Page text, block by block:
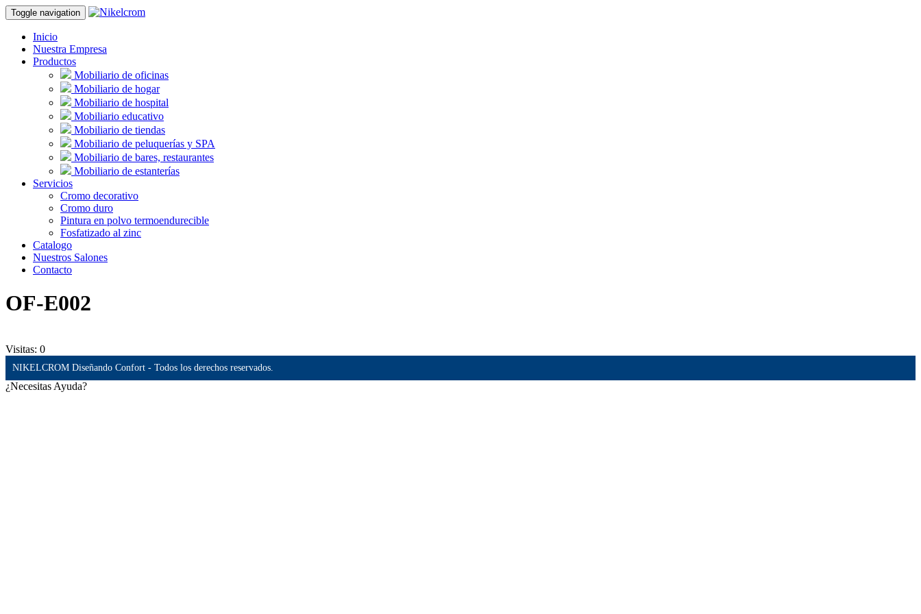
Toggle navigation
Inicio
Nuestra Empresa
Productos
Mobiliario de oficinas
Mobiliario de hogar
Mobiliario de hospital
Mobiliario educativo
Mobiliario de tiendas
Mobiliario de peluquerías y SPA
Mobiliario de bares, restaurantes
Mobiliario de estanterías
Servicios
Cromo decorativo
Cromo duro
Pintura en polvo termoendurecible
Fosfatizado al zinc
Catalogo
Nuestros Salones
Contacto
OF-E002
Visitas: 0
NIKELCROM Diseñando Confort - Todos los derechos reservados.
¿Necesitas Ayuda?